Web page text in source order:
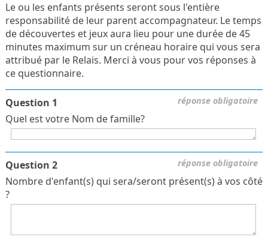
Le ou les enfants présents seront sous l'entière
responsabilité de leur parent accompagnateur. Le temps
de découvertes et jeux aura lieu pour une durée de 45
minutes maximum sur un créneau horaire qui vous sera
attribué par le Relais. Merci à vous pour vos réponses à
ce questionnaire.
réponse obligatoire
Question 1
Quel est votre Nom de famille?
réponse obligatoire
Question 2
Nombre d'enfant(s) qui sera/seront présent(s) à vos côté
?